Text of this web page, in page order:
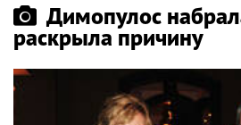
Димопулос
раскрыла причину